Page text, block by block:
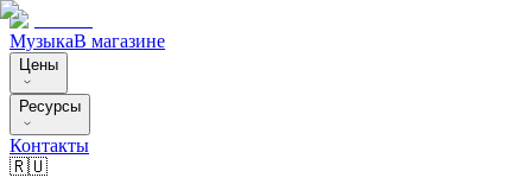
МузыкаВ магазине
Цены
Ресурсы
Контакты
🇷🇺